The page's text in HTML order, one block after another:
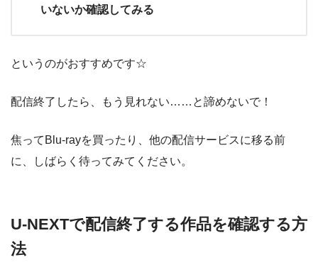
いないか確認してみる
というのがおすすめです☆
配信終了したら、もう見れない……と諦めないで！
焦ってBlu-rayを買ったり、他の配信サービスに移る前
に、しばらく待ってみてください。
U-NEXTで配信終了する作品を確認する方
法